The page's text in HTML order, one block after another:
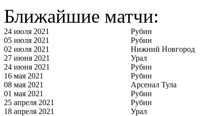
Ближайшие матчи:
24 июля 2021
Рубин
05 июля 2021
Рубин
02 июля 2021
Нижний Новгород
27 июня 2021
Урал
24 июня 2021
Рубин
16 мая 2021
Рубин
08 мая 2021
Арсенал Тула
01 мая 2021
Рубин
25 апреля 2021
Рубин
18 апреля 2021
Урал